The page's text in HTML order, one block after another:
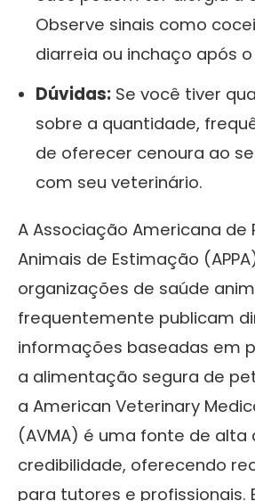
Observe sinais como
diarreia ou inchaço após
Dúvidas: Se você tiver
sobre a quantidade,
de oferecer cenoura ao
com seu veterinário.
A Associação Americana de
Animais de Estimação
organizações de saúde
frequentemente publicam
informações baseadas em
a alimentação segura de
a American Veterinary
(AVMA) é uma fonte de alta
credibilidade, oferecendo
para tutores e profissionais.